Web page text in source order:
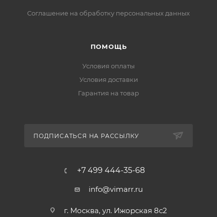
Соглашение на обработку персональных данных
ПОМОЩЬ
Условия оплаты
Условия доставки
Гарантия на товар
ПОДПИСАТЬСЯ НА РАССЫЛКУ
+7 499 444-35-68
info@vimarr.ru
г. Москва, ул. Ижорская 8с2